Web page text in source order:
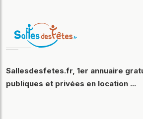
Sallesdesfetes.fr, 1er annuaire
publiques et privées en location ...